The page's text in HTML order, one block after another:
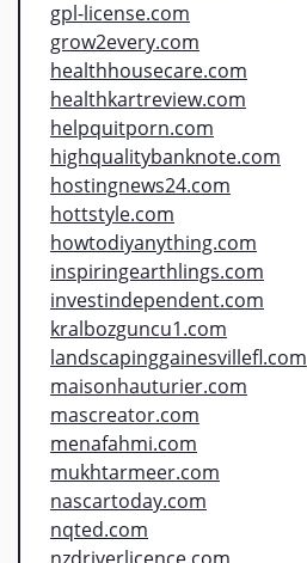
gpl-license.com
grow2every.com
healthhousecare.com
healthkartreview.com
helpquitporn.com
highqualitybanknote.com
hostingnews24.com
hottstyle.com
howtodiyanything.com
inspiringearthlings.com
investindependent.com
kralbozguncu1.com
landscapinggainesvillefl.com
maisonhauturier.com
mascreator.com
menafahmi.com
mukhtarmeer.com
nascartoday.com
nqted.com